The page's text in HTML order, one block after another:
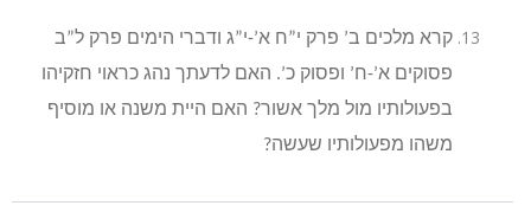
קרא מלכים ב’ פרק י”ח א’-י”ג ודברי הימים פרק ל”ב
פסוקים א’-ח’ ופסוק כ’. האם לדעתך נהג כראוי חזקיהו
בפעולותיו מול מלך אשור? האם היית משנה או מוסיף
משהו מפעולותיו שעשה?